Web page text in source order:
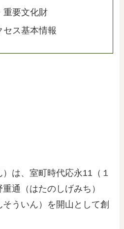
重要文化財
セス基本情報
は、室町時代応永11（１
通（はたのしげみち）
ういん）を開山として創